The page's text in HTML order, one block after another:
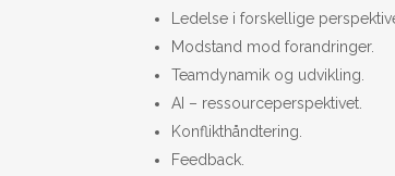
Ledelse i forskellige
Modstand mod forandringer.
Teamdynamik og udvikling.
AI – ressourceperspektivet.
Konflikthåndtering.
Feedback.